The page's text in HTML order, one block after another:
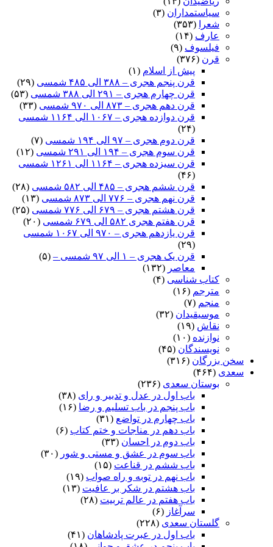
سیاستمداران (۳)
شعرا
(۳۵۳)
عارف (۱۴)
فیلسوف (۹)
قرن (۳۷۶)
پیش از اسلام (۱)
قرن پنجم هجری – ۳۸۸ الی ۴۸۵ شمسی
(۲۹)
قرن چهارم هجری – ۲۹۱ الی ۳۸۸ شمسی
(۵۳)
قرن دهم هجری – ۸۷۳ الی ۹۷۰ شمسی
(۳۳)
قرن دوازده هجری – ۱۰۶۷ الی ۱۱۶۴ شمسی
(۲۴)
قرن دوم هجری – ۹۷ الی ۱۹۴ شمسی
(۷)
قرن سوم هجری – ۱۹۴ الی ۲۹۱ شمسی
(۱۲)
قرن سیزده هجری – ۱۱۶۴ الی ۱۲۶۱ شمسی
(۴۶)
قرن ششم هجری – ۴۸۵ الی ۵۸۲ شمسی
(۲۸)
قرن نهم هجری – ۷۷۶ الی ۸۷۳ شمسی
(۱۳)
قرن هشتم هجری – ۶۷۹ الی ۷۷۶ شمسی
(۲۵)
قرن هفتم هجری ۵۸۲ الی ۶۷۹ شمسی
(۲۰)
قرن یازدهم هجری – ۹۷۰ الی ۱۰۶۷ شمسی
(۲۹)
قرن یک هجری – ۱ الی ۹۷ شمسی –
(۵)
معاصر (۱۳۲)
کتاب شناسی (۴)
مترجم (۱۶)
منجم (۷)
موسیقیدان (۳۲)
نقاش (۱۹)
نوازنده (۱۰)
نویسندگان (۴۵)
سخن بزرگان (۳۱۶)
سعدی (۴۶۴)
بوستان سعدی (۲۳۶)
باب اول در عدل و تدبیر و رای (۳۸)
باب پنجم در باب تسلیم و رضا (۱۶)
باب چهارم در تواضع (۳۱)
باب دهم در مناجات و ختم کتاب (۶)
باب دوم در احسان (۳۳)
باب سوم در عشق و مستی و شور (۳۰)
باب ششم در قناعت (۱۵)
باب نهم در توبه و راه صواب (۱۹)
باب هشتم در شکر بر عافیت (۱۳)
باب هفتم در عالم تربیت (۲۸)
سرآغاز (۶)
گلستان سعدی (۲۲۸)
باب اول در عبرت پادشاهان (۴۱)